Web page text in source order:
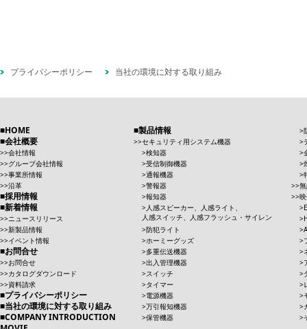
プライバシーポリシー 当社の環境に対する取り組み
HOME
会社概要
会社情報
グループ会社情報
事業所情報
沿革
採用情報
新着情報
ニュースリリース
新製品情報
イベント情報
お問合せ
お問合せ
カタログダウンロード
資料請求
プライバシーポリシー
当社の環境に対する取り組み
COMPANY INTRODUCTION
製品情報
セキュリティ用システム機器
検知器
受信制御機器
通報機器
警報器
報知器
人感スピーカー、人感ライト、
人感スイッチ、人感フラッシュ・サイレン
防犯ライト
ホーミーグッズ
多重伝送機器
出入管理機器
スイッチ
タイマー
電源機器
万引報知機器
保管機器